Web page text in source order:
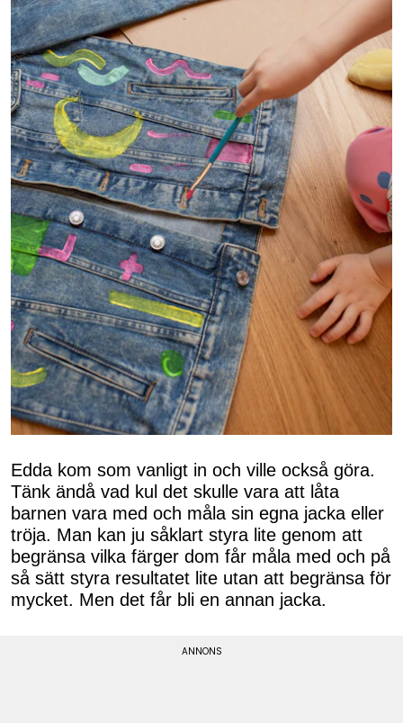
Edda kom som vanligt in och ville också göra.
Tänk ändå vad kul det skulle vara att låta
barnen vara med och måla sin egna jacka eller
tröja. Man kan ju såklart styra lite genom att
begränsa vilka färger dom får måla med och på
så sätt styra resultatet lite utan att begränsa för
mycket. Men det får bli en annan jacka.